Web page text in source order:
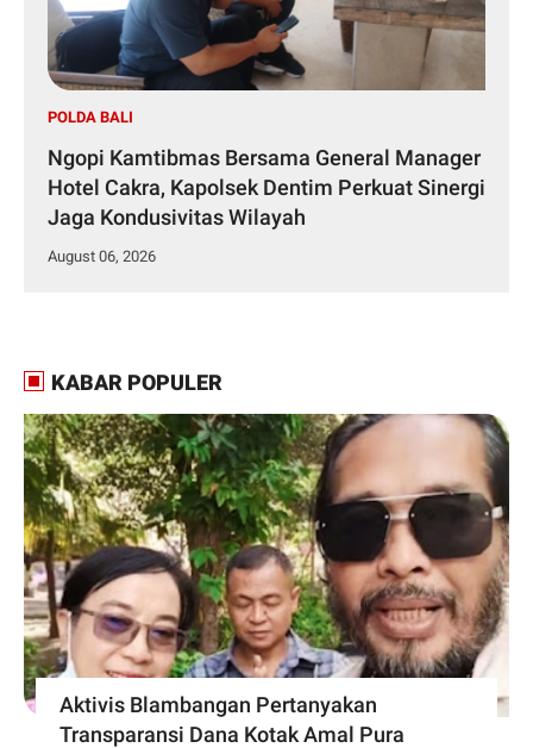
POLDA BALI
Ngopi Kamtibmas Bersama General Manager
Hotel Cakra, Kapolsek Dentim Perkuat Sinergi
Jaga Kondusivitas Wilayah
August 06, 2026
KABAR POPULER
Aktivis Blambangan Pertanyakan
Transparansi Dana Kotak Amal Pura